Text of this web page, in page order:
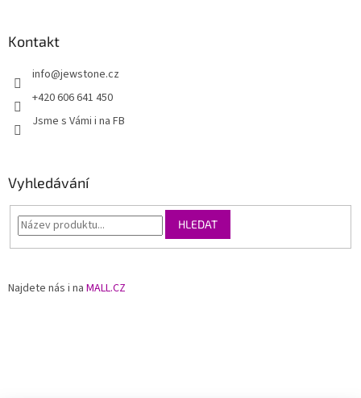
Kontakt
info@jewstone.cz
+420 606 641 450
Jsme s Vámi i na FB
Vyhledávání
HLEDAT
Najdete nás i na MALL.CZ